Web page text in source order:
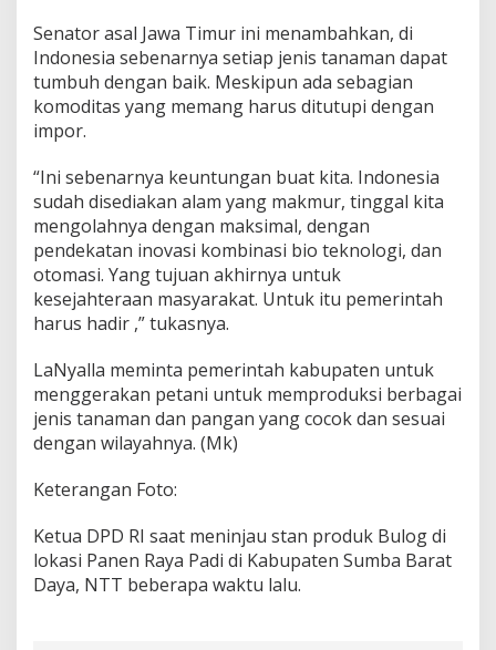
Senator asal Jawa Timur ini menambahkan, di
Indonesia sebenarnya setiap jenis tanaman dapat
tumbuh dengan baik. Meskipun ada sebagian
komoditas yang memang harus ditutupi dengan
impor.
“Ini sebenarnya keuntungan buat kita. Indonesia
sudah disediakan alam yang makmur, tinggal kita
mengolahnya dengan maksimal, dengan
pendekatan inovasi kombinasi bio teknologi, dan
otomasi. Yang tujuan akhirnya untuk
kesejahteraan masyarakat. Untuk itu pemerintah
harus hadir ,” tukasnya.
LaNyalla meminta pemerintah kabupaten untuk
menggerakan petani untuk memproduksi berbagai
jenis tanaman dan pangan yang cocok dan sesuai
dengan wilayahnya. (Mk)
Keterangan Foto:
Ketua DPD RI saat meninjau stan produk Bulog di
lokasi Panen Raya Padi di Kabupaten Sumba Barat
Daya, NTT beberapa waktu lalu.